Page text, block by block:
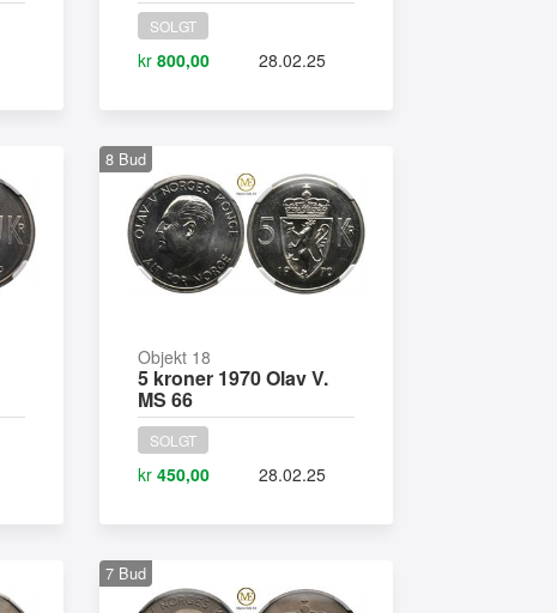
SOLGT
kr 800,00 28.02.25
8 Bud
Objekt 18
5 kroner 1970 Olav V.
MS 66
SOLGT
kr 450,00 28.02.25
7 Bud